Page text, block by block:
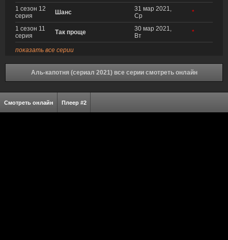
1 сезон 12
серия
Шанс
31 мар 2021,
Ср
*
1 сезон 11
серия
Так проще
30 мар 2021,
Вт
*
показать все серии
Аль-капотня (сериал 2021) все серии смотреть онлайн
Смотреть онлайн Плеер #2